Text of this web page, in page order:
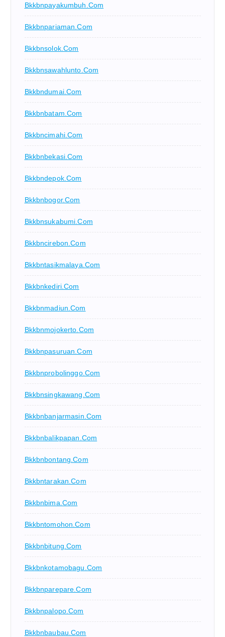
Bkkbnpayakumbuh.com
Bkkbnpariaman.com
Bkkbnsolok.com
Bkkbnsawahlunto.com
Bkkbndumai.com
Bkkbnbatam.com
Bkkbncimahi.com
Bkkbnbekasi.com
Bkkbndepok.com
Bkkbnbogor.com
Bkkbnsukabumi.com
Bkkbncirebon.com
Bkkbntasikmalaya.com
Bkkbnkediri.com
Bkkbnmadiun.com
Bkkbnmojokerto.com
Bkkbnpasuruan.com
Bkkbnprobolinggo.com
Bkkbnsingkawang.com
Bkkbnbanjarmasin.com
Bkkbnbalikpapan.com
Bkkbnbontang.com
Bkkbntarakan.com
Bkkbnbima.com
Bkkbntomohon.com
Bkkbnbitung.com
Bkkbnkotamobagu.com
Bkkbnparepare.com
Bkkbnpalopo.com
Bkkbnbaubau.com